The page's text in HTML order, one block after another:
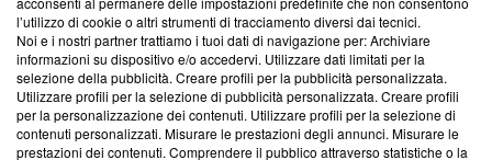
Team editoriale
Corporate
Redazione
Informativa Privacy
l’utilizzo di cookie o altri strumenti di tracciamento diversi dai tecnici.
Noi e i nostri partner trattiamo i tuoi dati di navigazione per: Archiviare
informazioni su dispositivo e/o accedervi. Utilizzare dati limitati per la
selezione della pubblicità. Creare profili per la pubblicità personalizzata.
Utilizzare profili per la selezione di pubblicità personalizzata. Creare profili
per la personalizzazione dei contenuti. Utilizzare profili per la selezione di
contenuti personalizzati. Misurare le prestazioni degli annunci. Misurare le
prestazioni dei contenuti. Comprendere il pubblico attraverso statistiche o la